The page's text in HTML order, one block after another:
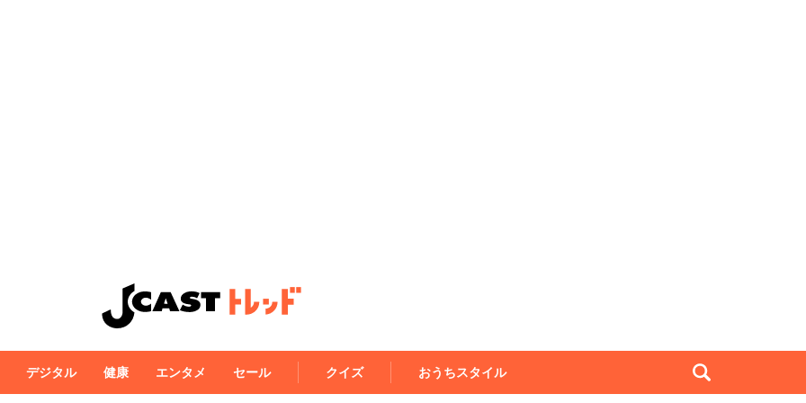
デジタル 健康 エンタメ セール クイズ おうちスタイル